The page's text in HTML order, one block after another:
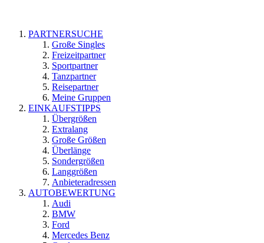
PARTNERSUCHE
Große Singles
Freizeitpartner
Sportpartner
Tanzpartner
Reisepartner
Meine Gruppen
EINKAUFSTIPPS
Übergrößen
Extralang
Große Größen
Überlänge
Sondergrößen
Langgrößen
Anbieteradressen
AUTOBEWERTUNG
Audi
BMW
Ford
Mercedes Benz